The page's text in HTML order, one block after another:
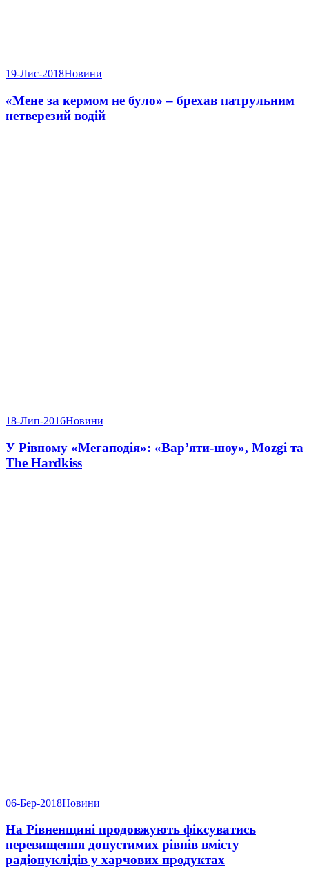
19-Лис-2018Новини
«Мене за кермом не було» – брехав патрульним
нетверезий водій
18-Лип-2016Новини
У Рівному «Мегаподія»: «Вар’яти-шоу», Mozgi та
The Hardkiss
06-Бер-2018Новини
На Рівненщині продовжують фіксуватись
перевищення допустимих рівнів вмісту
радіонуклідів у харчових продуктах